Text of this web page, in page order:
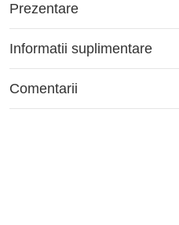
Prezentare
Informatii suplimentare
Comentarii